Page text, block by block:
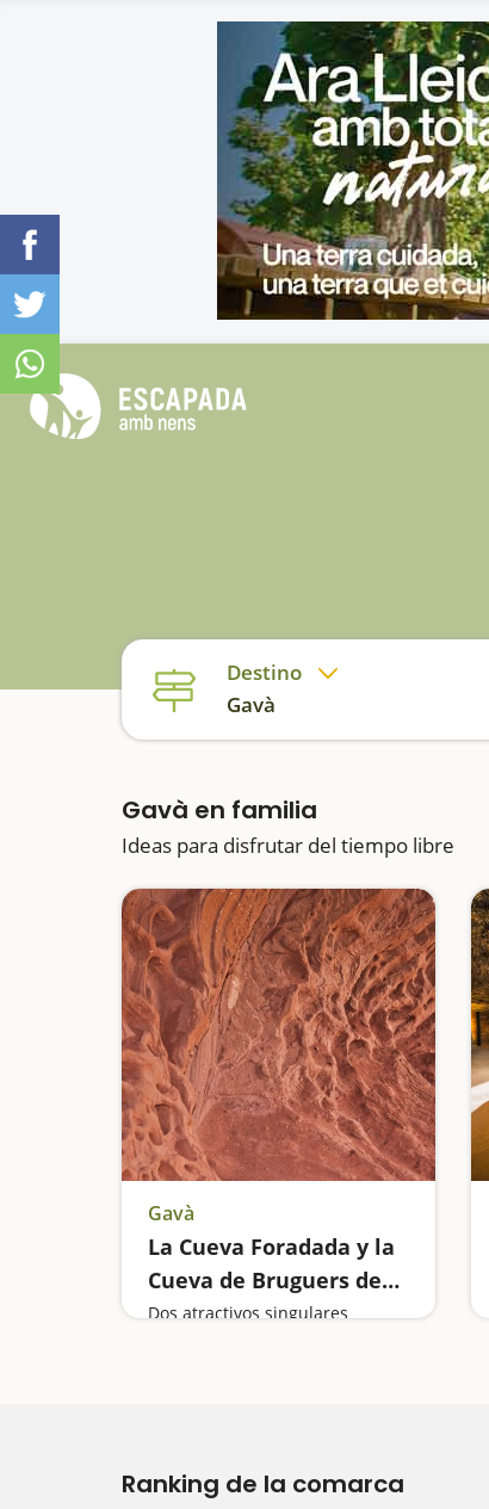
Destino
Gavà
Gavà en familia
Ideas para disfrutar del tiempo libre
Gavà
La Cueva Foradada y la
Cueva de Bruguers de
Gavà
Dos atractivos singulares
Ranking de la comarca